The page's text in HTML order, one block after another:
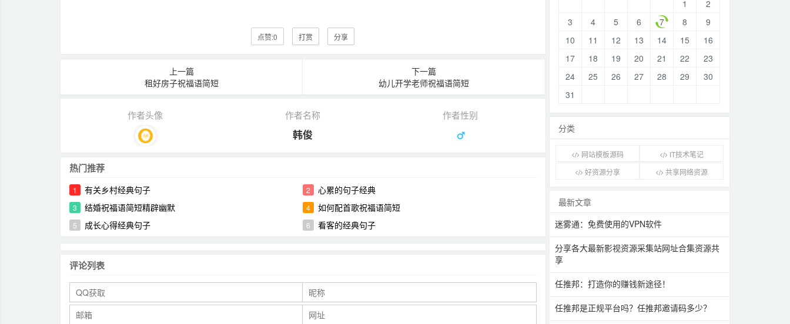
点赞:0 打赏 分享
上一篇
租好房子祝福语简短
下一篇
幼儿开学老师祝福语简短
作者头像 作者名称 作者性别
韩俊
热门推荐
1 有关乡村经典句子 2 心累的句子经典
3 结婚祝福语简短精辟幽默 4 如何配首歌祝福语简短
5 成长心得经典句子 6 看客的经典句子
评论列表
1
2
3
4 5 6 7 8
9
10
11 12 13 14 15
16
17
18 19 20 21 22
23
24
25 26 27 28 29
30
31
分类
网站模板源码
IT技术笔记
好资源分享
共享网络资源
最新文章
迷雾通：免费使用的VPN软件
分享各大最新影视资源采集站网址合集资源共
享
任推邦：打造你的赚钱新途径！
任推邦是正规平台吗？任推邦邀请码多少？